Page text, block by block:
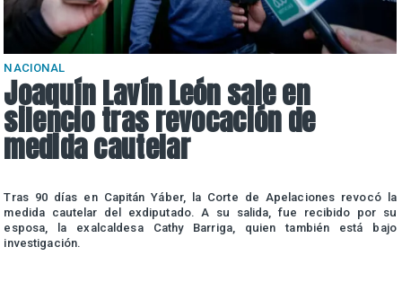
NACIONAL
Joaquín Lavín León sale en
silencio tras revocación de
medida cautelar
Tras 90 días en Capitán Yáber, la Corte de Apelaciones revocó la
medida cautelar del exdiputado. A su salida, fue recibido por su
esposa, la exalcaldesa Cathy Barriga, quien también está bajo
investigación.